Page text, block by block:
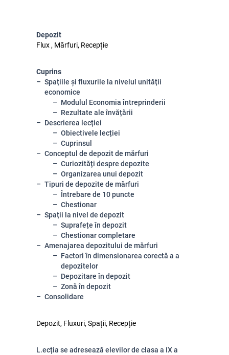
Depozit
Flux , Mărfuri, Recepție
Cuprins
Spațiile și fluxurile la nivelul unității
economice
Modulul Economia întreprinderii
Rezultate ale învățării
Descrierea lecției
Obiectivele lecției
Cuprinsul
Conceptul de depozit de mărfuri
Curiozități despre depozite
Organizarea unui depozit
Tipuri de depozite de mărfuri
Întrebare de 10 puncte
Chestionar
Spații la nivel de depozit
Suprafețe în depozit
Chestionar completare
Amenajarea depozitului de mărfuri
Factori în dimensionarea corectă a a
depozitelor
Depozitare în depozit
Zonă în depozit
Consolidare
Depozit, Fluxuri, Spații, Recepție
L.ecția se adresează elevilor de clasa a IX a